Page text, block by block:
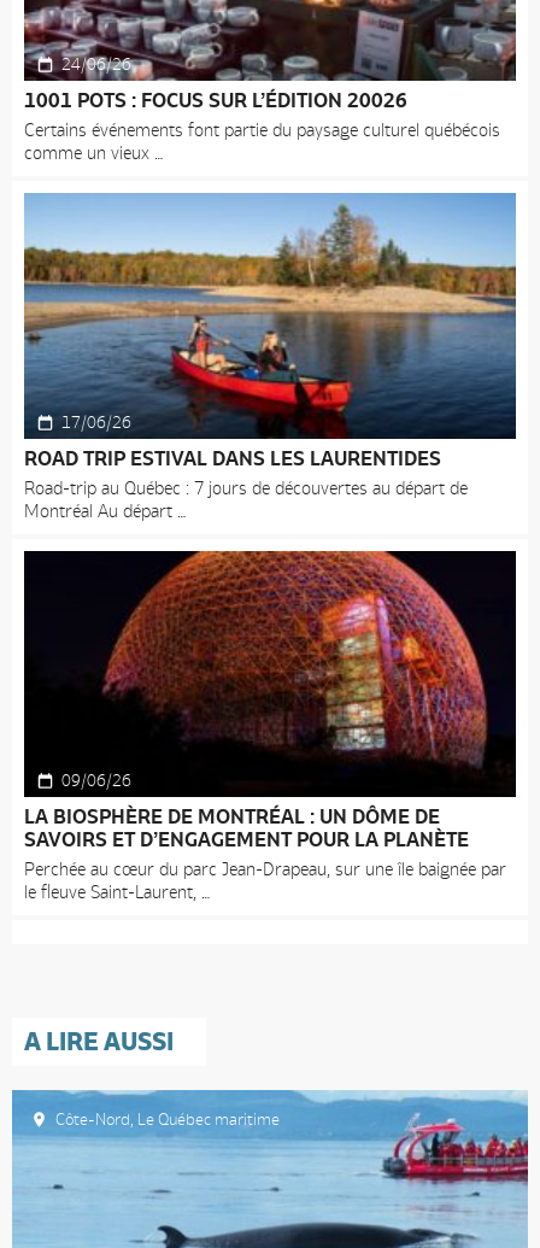
Accueil
24/06/26
1001 POTS : FOCUS SUR L’ÉDITION 20026
Certains événements font partie du paysage culturel québécois
comme un vieux
17/06/26
ROAD TRIP ESTIVAL DANS LES LAURENTIDES
Road-trip au Québec : 7 jours de découvertes au départ de
Montréal Au départ
09/06/26
LA BIOSPHÈRE DE MONTRÉAL : UN DÔME DE
SAVOIRS ET D’ENGAGEMENT POUR LA PLANÈTE
Perchée au cœur du parc Jean-Drapeau, sur une île baignée par
le fleuve Saint-Laurent,
A LIRE AUSSI
Côte-Nord Le Québec maritime